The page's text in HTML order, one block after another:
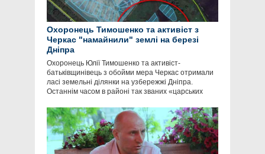
Охоронець Тимошенко та активіст з
Черкас "намайнили" землі на березі
Дніпра
Охоронець Юлії Тимошенко та активіст-
батьківщинівець з обойми мера Черкас отримали
ласі земельні ділянки на узбережжі Дніпра.
Останнім часом в районі так званих «царських